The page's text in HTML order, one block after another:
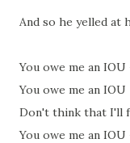
And so he yelled at
You owe me an
You owe me an IOU
Don't think that I'll
You owe me an